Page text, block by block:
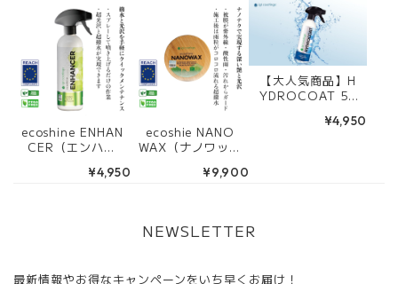
ecoshine ENHAN
CER（エンハン
¥4,950
ecoshie NANO
WAX（ナノワック
¥9,900
【大人気商品】H
YDROCOAT 50
¥4,950
NEWSLETTER
最新情報やお得なキャンペーンをいち早くお届け！